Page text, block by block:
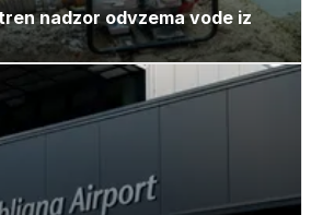
nadzor odvzema vode iz